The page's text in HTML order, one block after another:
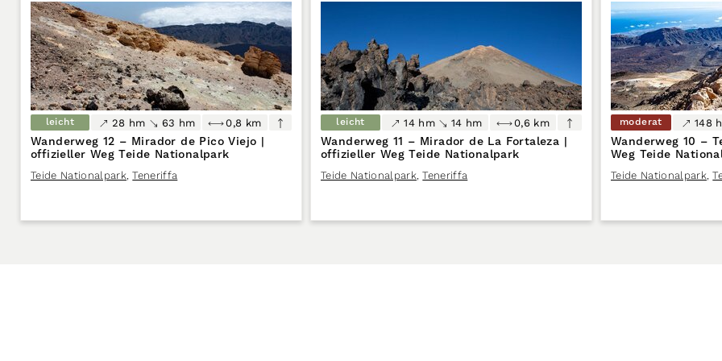
leicht 28 hm 63 hm 0,8 km
Wanderweg 12 – Mirador de Pico Viejo |
offizieller Weg Teide Nationalpark
Teide Nationalpark, Teneriffa
leicht 14 hm 14 hm 0,6 km
Wanderweg 11 – Mirador de La Fortaleza |
offizieller Weg Teide Nationalpark
Teide Nationalpark, Teneriffa
moderat 148
Wanderweg 10 –
Weg Teide
Teide Nationalpark,